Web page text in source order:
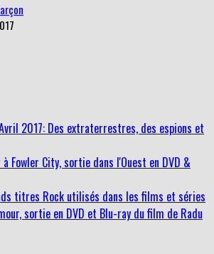
2017: Des extraterrestres, des espions et
Fowler City, sortie dans l'Ouest en DVD &
titres Rock utilisés dans les films et séries
sortie en DVD et Blu-ray du film de Radu